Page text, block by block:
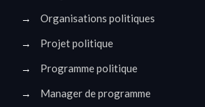
→
Organisations politiques
→
Projet politique
→
Programme politique
→
Manager de programme